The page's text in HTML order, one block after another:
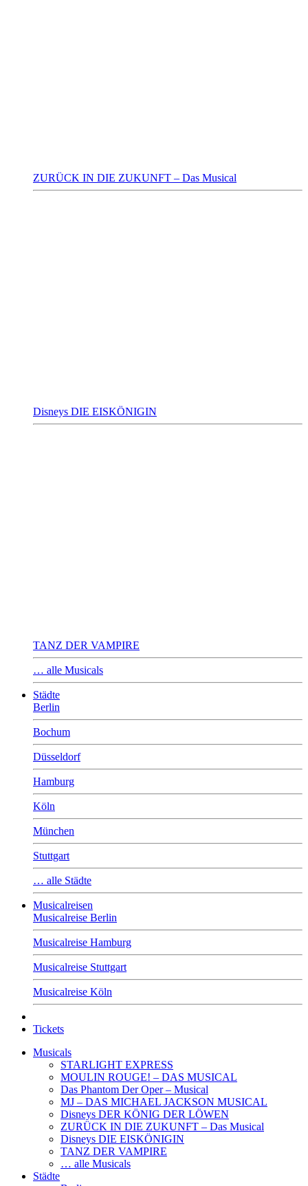
ZURÜCK IN DIE ZUKUNFT – Das Musical
Disneys DIE EISKÖNIGIN
TANZ DER VAMPIRE
… alle Musicals
Städte
Berlin
Bochum
Düsseldorf
Hamburg
Köln
München
Stuttgart
… alle Städte
Musicalreisen
Musicalreise Berlin
Musicalreise Hamburg
Musicalreise Stuttgart
Musicalreise Köln
Tickets
Musicals
STARLIGHT EXPRESS
MOULIN ROUGE! – DAS MUSICAL
Das Phantom Der Oper – Musical
MJ – DAS MICHAEL JACKSON MUSICAL
Disneys DER KÖNIG DER LÖWEN
ZURÜCK IN DIE ZUKUNFT – Das Musical
Disneys DIE EISKÖNIGIN
TANZ DER VAMPIRE
… alle Musicals
Städte